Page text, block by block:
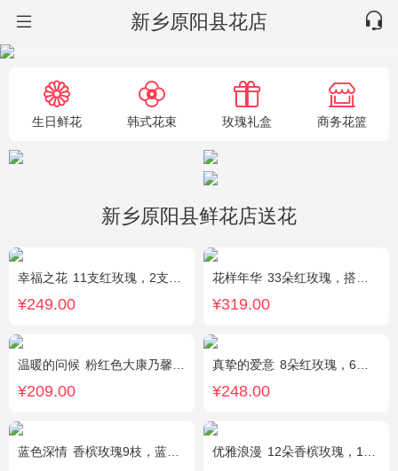
新乡原阳县花店
生日鲜花 韩式花束 玫瑰礼盒 商务花篮
新乡原阳县鲜花店送花
幸福之花 11支红玫瑰，2支多头白香水百合，配草
¥249.00
花样年华 33朵红玫瑰，搭配适量石竹梅外围。
¥319.00
温暖的问候 粉红色大康乃馨8枝，粉色玫瑰6枝，点缀适量黄莺、深山樱和绿叶。
¥209.00
真挚的爱意 8朵红玫瑰，6朵香槟玫瑰，5朵粉玫瑰，叶上黄金点缀。
¥248.00
蓝色深情 香槟玫瑰9枝，蓝绣球1枝，向日葵3枝，白色洋桔梗、大叶尤加利搭配 优雅浪漫 12朵香槟玫瑰，1枝多头白百合，黄莺搭配